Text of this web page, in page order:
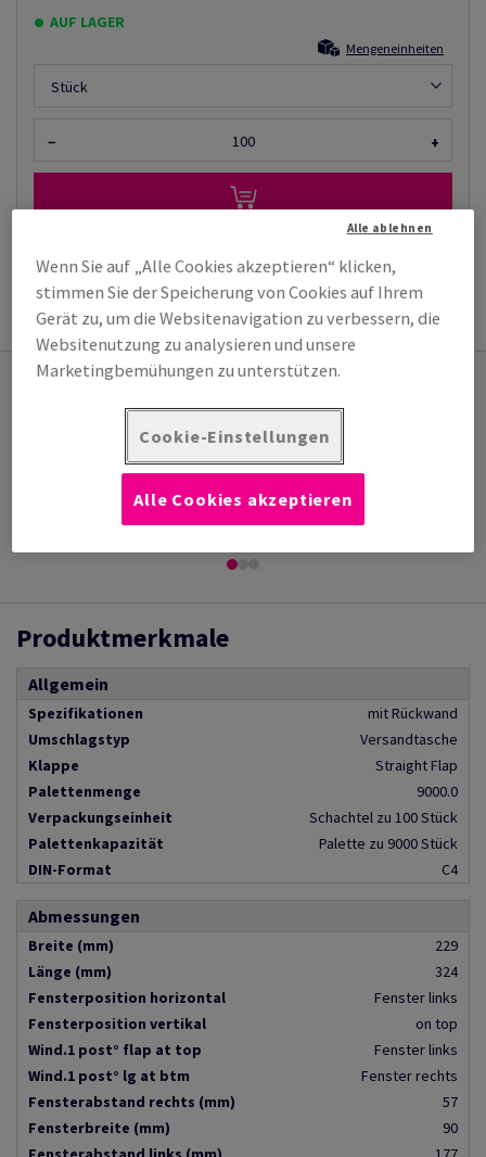
AUF LAGER
Mengeneinheiten
Stück
− +
PRODUKTINFORMATION
PE-Palettenabdeckfolien
(1 Artikel)
Transparente Abedeckfolie aus Polyethylen,
schütz ihr Transportgut vor W...
Produktmerkmale
Allgemein
Spezifikationen
mit Rückwand
Umschlagstyp
Versandtasche
Klappe
Straight Flap
Palettenmenge
9000.0
Verpackungseinheit
Schachtel zu 100 Stück
Palettenkapazität
Palette zu 9000 Stück
DIN-Format
C4
Abmessungen
Breite (mm)
229
Länge (mm)
324
Fensterposition horizontal
Fenster links
Fensterposition vertikal
on top
Wind.1 post° flap at top
Fenster links
Wind.1 post° lg at btm
Fenster rechts
Fensterabstand rechts (mm)
57
Fensterbreite (mm)
90
Wenn Sie auf „Alle Cookies akzeptieren“ klicken,
stimmen Sie der Speicherung von Cookies auf Ihrem
Gerät zu, um die Websitenavigation zu verbessern, die
Websitenutzung zu analysieren und unsere
Marketingbemühungen zu unterstützen.
Cookie-Einstellungen
Alle ablehnen
Alle Cookies akzeptieren